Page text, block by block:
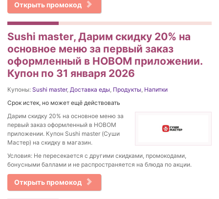
Открыть промокод
Sushi master, Дарим скидку 20% на
основное меню за первый заказ
оформленный в НОВОМ приложении.
Купон по 31 января 2026
Купоны: Sushi master, Доставка еды, Продукты, Напитки
Срок истек, но может ещё действовать
Дарим скидку 20% на основное меню за
первый заказ оформленный в НОВОМ
приложении. Купон Sushi master (Суши
Мастер) на скидку в магазин.
Условия: Не пересекается с другими скидками, промокодами,
бонусными баллами и не распространяется на блюда по акции.
Открыть промокод